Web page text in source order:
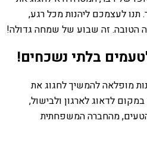
לעצמכם ליהנות מכל רגע,
הטובה. זה שבוע של שמחה גדולה!
בלתי נשכחים!
מופלאה להמשיך לחגוג את
לדאוג לארגון ולבישול,
מהחברה המשפחתית